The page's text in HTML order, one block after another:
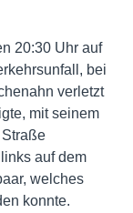
20:30 Uhr auf
bei
verletzt
mit seinem
auf dem
welches
konnte.